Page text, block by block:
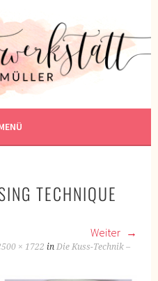
TECHNIQUE
Weiter
× 1722 inDie Kuss-Technik –